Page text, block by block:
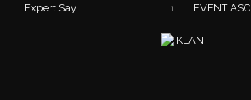
Expert Say 1 EVENT ASC